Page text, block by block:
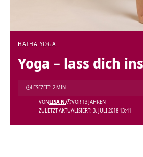
HATHA YOGA
Yoga – lass dich
ZULETZT AKTUALISIERT: 3. JULI 2018 13:41
VONLISA N. VOR 13 JAHREN
LESEZEIT: 2 MIN